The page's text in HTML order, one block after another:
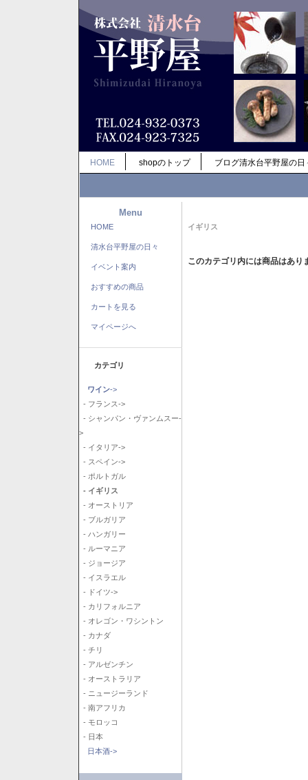
HOME shopのトップ ブログ清水台平野屋の日
Menu
HOME
清水台平野屋の日々
イベント案内
おすすめの商品
カートを見る
マイページへ
カテゴリ
ワイン->
- フランス->
- シャンパン・ヴァンムスー-
>
- イタリア->
- スペイン->
- ポルトガル
- イギリス
- オーストリア
- ブルガリア
- ハンガリー
- ルーマニア
- ジョージア
- イスラエル
- ドイツ->
- カリフォルニア
- オレゴン・ワシントン
- カナダ
- チリ
- アルゼンチン
- オーストラリア
- ニュージーランド
- 南アフリカ
- モロッコ
- 日本
日本酒->
イギリス
このカテゴリ内には商品はあり